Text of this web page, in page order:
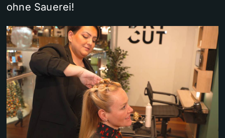
ohne Sauerei!